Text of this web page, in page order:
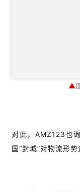
b
▲
对此，AMZ123也
国“封城”对物流形